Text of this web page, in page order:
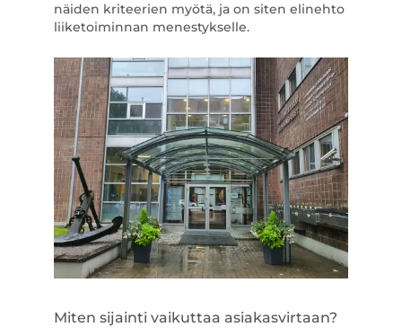
näiden kriteerien myötä, ja on siten elinehto
liiketoiminnan menestykselle.
Miten sijainti vaikuttaa asiakasvirtaan?